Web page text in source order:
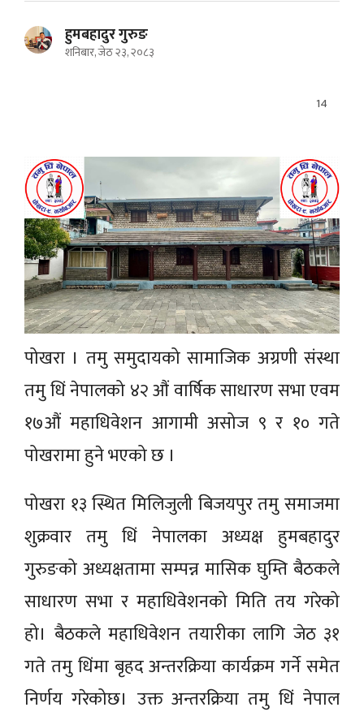
हुमबहादुर गुरुङ
शनिबार, जेठ २३, २०८३
14
पोखरा । तमु समुदायको सामाजिक अग्रणी संस्था
तमु धिं नेपालको ४२ औं वार्षिक साधारण सभा एवम
१७औं महाधिवेशन आगामी असोज ९ र १० गते
पोखरामा हुने भएको छ ।
पोखरा १३ स्थित मिलिजुली बिजयपुर तमु समाजमा
शुक्रवार तमु धिं नेपालका अध्यक्ष हुमबहादुर
गुरुङको अध्यक्षतामा सम्पन्न मासिक घुम्ति बैठकले
साधारण सभा र महाधिवेशनको मिति तय गरेको
हो। बैठकले महाधिवेशन तयारीका लागि जेठ ३१
गते तमु धिंमा बृहद अन्तरक्रिया कार्यक्रम गर्ने समेत
निर्णय गरेकोछ। उक्त अन्तरक्रिया तमु धिं नेपाल